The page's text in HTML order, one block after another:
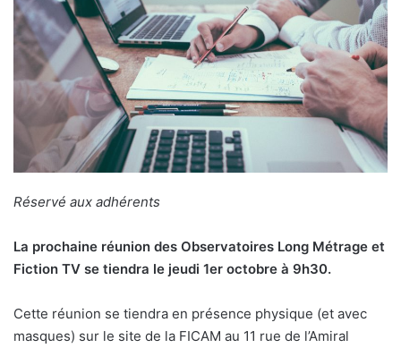
Réservé aux adhérents
La prochaine réunion des Observatoires Long Métrage et
Fiction TV se tiendra le jeudi 1er octobre à 9h30.
Cette réunion se tiendra en présence physique (et avec
masques) sur le site de la FICAM au 11 rue de l’Amiral